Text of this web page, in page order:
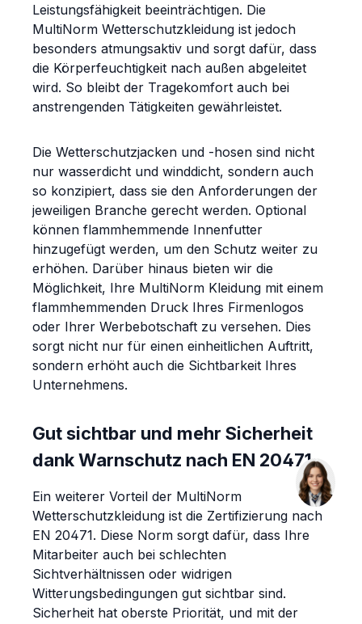
Leistungsfähigkeit beeinträchtigen. Die
MultiNorm Wetterschutzkleidung ist jedoch
besonders atmungsaktiv und sorgt dafür, dass
die Körperfeuchtigkeit nach außen abgeleitet
wird. So bleibt der Tragekomfort auch bei
anstrengenden Tätigkeiten gewährleistet.
Die Wetterschutzjacken und -hosen sind nicht
nur wasserdicht und winddicht, sondern auch
so konzipiert, dass sie den Anforderungen der
jeweiligen Branche gerecht werden. Optional
können flammhemmende Innenfutter
hinzugefügt werden, um den Schutz weiter zu
erhöhen. Darüber hinaus bieten wir die
Möglichkeit, Ihre MultiNorm Kleidung mit einem
flammhemmenden Druck Ihres Firmenlogos
oder Ihrer Werbebotschaft zu versehen. Dies
sorgt nicht nur für einen einheitlichen Auftritt,
sondern erhöht auch die Sichtbarkeit Ihres
Unternehmens.
Gut sichtbar und mehr Sicherheit
dank Warnschutz nach EN 20471
Ein weiterer Vorteil der MultiNorm
Wetterschutzkleidung ist die Zertifizierung nach
EN 20471. Diese Norm sorgt dafür, dass Ihre
Mitarbeiter auch bei schlechten
Sichtverhältnissen oder widrigen
Witterungsbedingungen gut sichtbar sind.
Sicherheit hat oberste Priorität, und mit der